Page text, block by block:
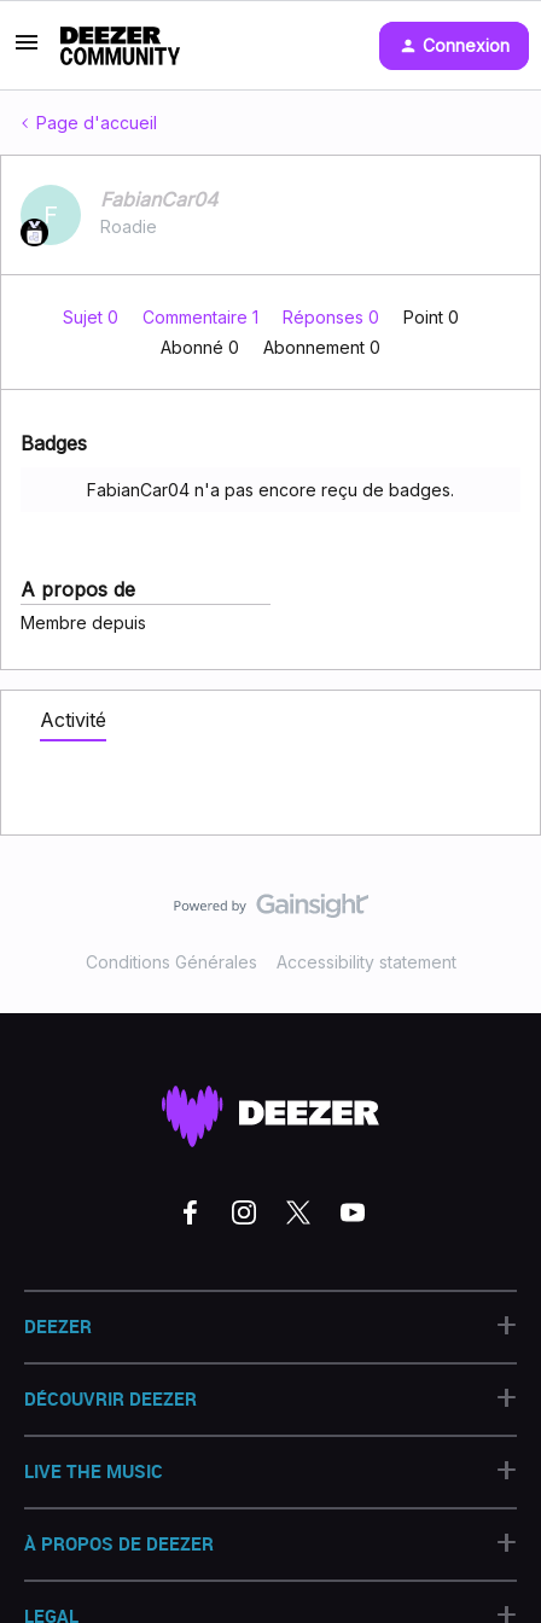
Connexion
Page d'accueil
F
FabianCar04
Roadie
Sujet 0 Commentaire 1 Réponses 0
Point 0
Abonné 0 Abonnement 0
Badges
FabianCar04 n'a pas encore reçu de badges.
A propos de
Membre depuis
Activité
Conditions Générales Accessibility statement
DEEZER +
DÉCOUVRIR DEEZER +
LIVE THE MUSIC +
À PROPOS DE DEEZER +
LEGAL +